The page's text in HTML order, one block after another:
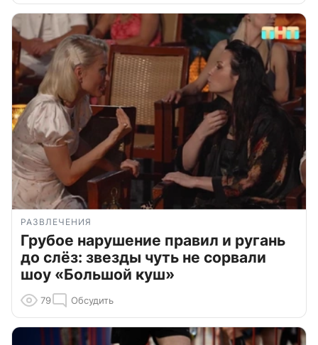
РАЗВЛЕЧЕНИЯ
Грубое нарушение правил и ругань
до слёз: звезды чуть не сорвали
шоу «Большой куш»
79 Обсудить